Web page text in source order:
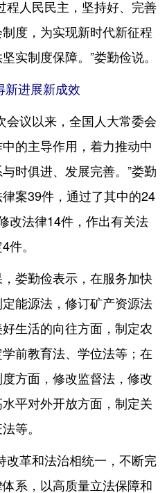
人民民主，坚持好、完善
度，为实现新时代新征程
实制度保障。”娄勤俭说。
新进展新成效
议以来，全国人大常委会
的主导作用，着力推动中
时俱进、发展完善。”娄勤
案39件，通过了其中的24
改法律14件，作出有关法
件。
娄勤俭表示，在服务加快
能源法，修订矿产资源法
生活的向往方面，制定农
前教育法、学位法等；在
方面，修改监督法，修改
平对外开放方面，制定关
等。
革和法治相统一，不断完
系，以高质量立法保障和